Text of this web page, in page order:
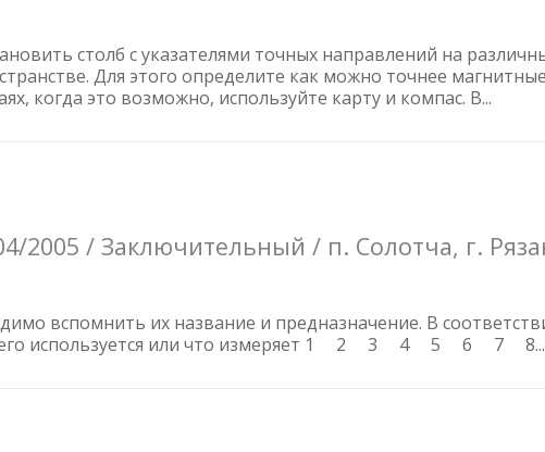
столб с указателями точных направлений на
Для этого определите как можно точнее
когда это возможно, используйте карту и компас. В...
2005 / Заключительный / п. Солотча, г.
вспомнить их название и предназначение. В
чего используется или что измеряет 1 2 3 4 5 6 7 8...